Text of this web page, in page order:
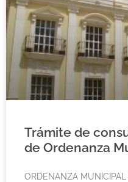
Trámite de
de Ordenanza
ORDENANZA MUNICIPAL